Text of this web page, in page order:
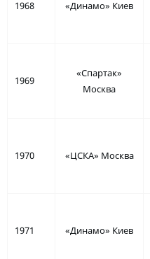
1968 «Динамо» Киев
1969
«Спартак»
Москва
1970 «ЦСКА» Москва
1971 «Динамо» Киев